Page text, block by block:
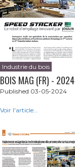
Industrie du bois
BOIS MAG (FR) - 2024
Published 03-05-2024
Voir l'article...